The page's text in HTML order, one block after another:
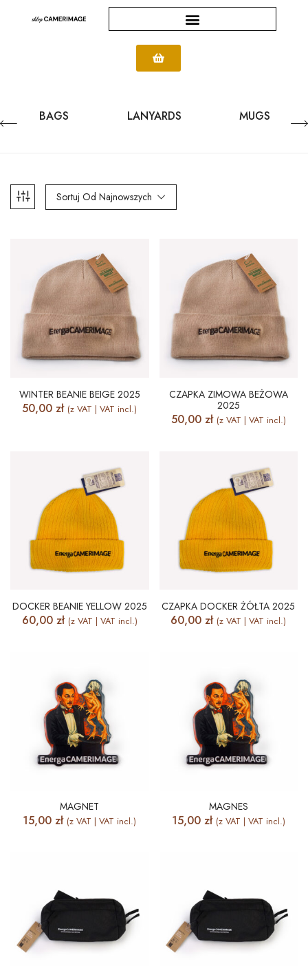
BAGS LANYARDS MUGS
Sortuj Od Najnowszych
WINTER BEANIE BEIGE 2025
50,00zł (z VAT | VAT incl.)
CZAPKA ZIMOWA BEŻOWA
2025
50,00 zł (z VAT | VAT incl.)
DOCKER BEANIE YELLOW 2025
60,00 zł (z VAT | VAT incl.)
CZAPKA DOCKER ŻÓŁTA 2025
60,00zł (z VAT | VAT incl.)
MAGNET
15,00zł (z VAT | VAT incl.)
MAGNES
15,00 zł (z VAT | VAT incl.)